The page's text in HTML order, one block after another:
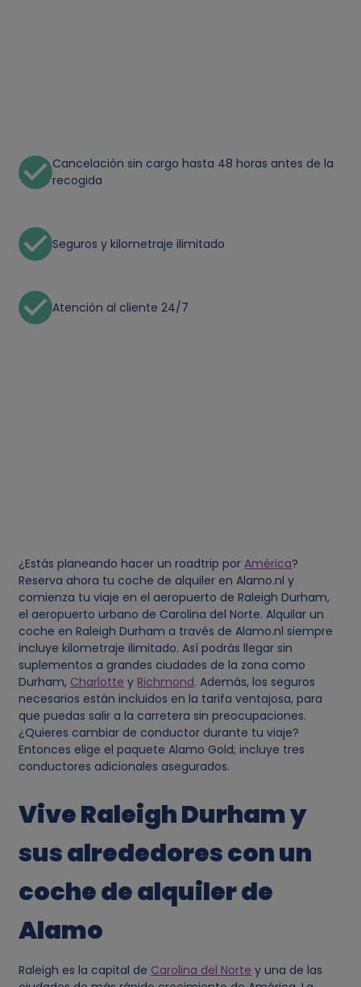
Cancelación sin cargo hasta 48 horas antes de la
recogida
Seguros y kilometraje ilimitado
Atención al cliente 24/7
¿Estás planeando hacer un roadtrip porAmérica?
Reserva ahora tu coche de alquiler en Alamo.nl y
comienza tu viaje en el aeropuerto de Raleigh Durham,
el aeropuerto urbano de Carolina del Norte. Alquilar un
coche en Raleigh Durham a través de Alamo.nl siempre
incluye kilometraje ilimitado. Así podrás llegar sin
suplementos a grandes ciudades de la zona como
Durham, Charlotte y Richmond. Además, los seguros
necesarios están incluidos en la tarifa ventajosa, para
que puedas salir a la carretera sin preocupaciones.
¿Quieres cambiar de conductor durante tu viaje?
Entonces elige el paquete Alamo Gold; incluye tres
conductores adicionales asegurados.
Vive Raleigh Durham y
sus alrededores con un
coche de alquiler de
Alamo
Raleigh es la capital de Carolina del Norte y una de las